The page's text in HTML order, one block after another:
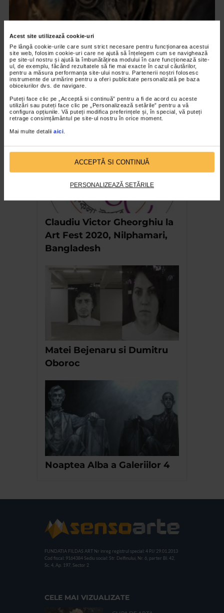
Acest site utilizează cookie-uri
Pe lângă cookie-urile care sunt strict necesare pentru funcționarea acestui
site web, folosim cookie-uri care ne ajută să înțelegem cum se navighează
pe site-ul nostru și ajută la îmbunătățirea modului în care funcționează site-
ul, de exemplu, făcând rezultatele să fie mai exacte în cazul căutărilor,
pentru a măsura performanța site-ului nostru. Partenerii noștri folosesc
instrumente de urmărire pentru a oferi publicitate personalizată pe baza
obiceiurilor dvs. de navigare.
Puteți face clic pe „Acceptă si continuă” pentru a fi de acord cu aceste
utilizări sau puteți face clic pe „Personalizează setările” pentru a vă
configura opțiunile. Vă puteți modifica preferințele și, în special, vă puteți
retrage consimțământul pe site-ul nostru în orice moment.
Mai multe detalii aici
ACCEPTĂ SI CONTINUĂ
PERSONALIZEAZĂ SETĂRILE
CLIPA DE ARTA
ARTS and ARTISTS. Anca Coller – “Cenușa
Memorie”
156 vizualizari
RECOMANDĂRI
Claudiu Victor Gheorghiu la
Art Fest 2020, Nilphamari,
Bangladesh
Matei Bejenaru si Dumitru
Oboroc
Noaptea Alba a Galeriilor 4
FUNDATIA FILDAS ART Nr inreg registrul special: 4 PJ/ 29.01.2013
Cod fiscal: 9164384 Sediu social: Str. Delfinului, Nr. 6, parter Bl. 42,
Sc. 4, Ap. 197, Sector 2
CELE MAI VIZUALIZATE